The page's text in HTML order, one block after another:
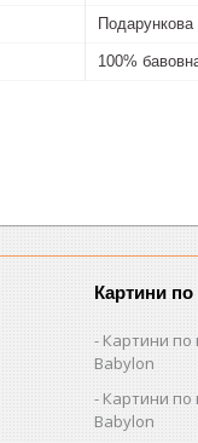
Подарункова
100%
Картини
Картини по
Babylon
Картини по
Babylon